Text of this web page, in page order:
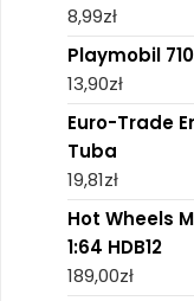
8,99zł
Playmobil
13,90zł
Euro-Trade
Tuba
19,81zł
Hot Wheels
1:64 HDB12
189,00zł